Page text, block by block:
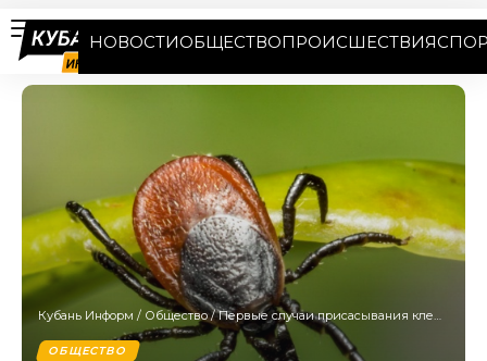
НОВОСТИОБЩЕСТВОПРОИСШЕСТВИЯ
Кубань Информ / Общество/Первые случаи присасывания клещей зафиксировали на Кубани
ОБЩЕСТВО